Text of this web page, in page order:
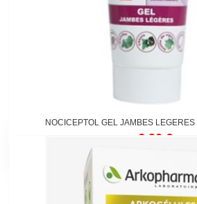
NOCICEPTOL GEL JAMBES
6,90 €